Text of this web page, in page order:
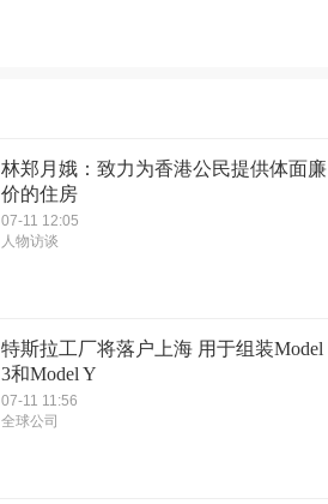
林郑月娥：致力为香港公民提供体面廉
价的住房
07-11 12:05
人物访谈
特斯拉工厂将落户上海 用于组装Model
3和Model Y
07-11 11:56
全球公司